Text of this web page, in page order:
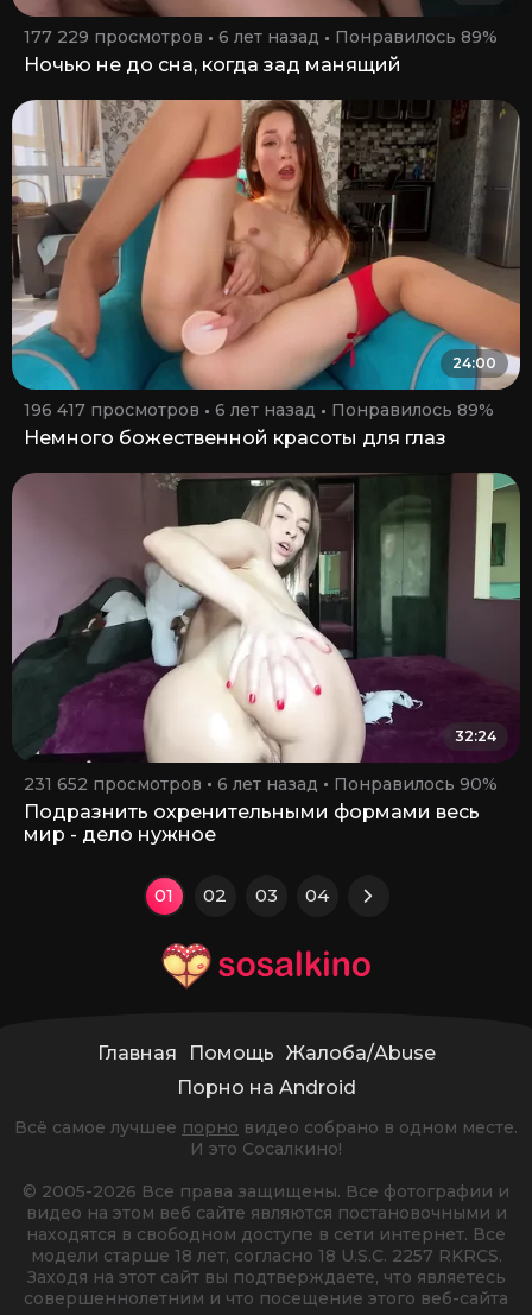
177 229 просмотров 6 лет назад Понравилось 89%
Ночью не до сна, когда зад манящий
24:00
196 417 просмотров 6 лет назад Понравилось 89%
Немного божественной красоты для глаз
32:24
231 652 просмотров 6 лет назад Понравилось 90%
Подразнить охренительными формами весь
мир - дело нужное
01 02 03 04
Главная Помощь Жалоба/Abuse
Порно на Android
Всё самое лучшее порно видео собрано в одном месте.
И это Сосалкино!
© 2005-2026 Все права защищены. Все фотографии и
видео на этом веб сайте являются постановочными и
находятся в свободном доступе в сети интернет. Все
модели старше 18 лет, согласно 18 U.S.C. 2257 RKRCS.
Заходя на этот сайт вы подтверждаете, что являетесь
совершеннолетним и что посещение этого веб-сайта